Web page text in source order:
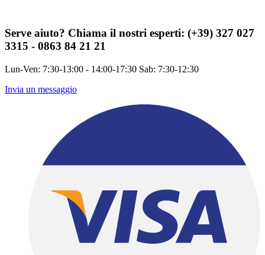
Serve aiuto? Chiama il nostri esperti: (+39) 327 027
3315 - 0863 84 21 21
Lun-Ven: 7:30-13:00 - 14:00-17:30 Sab: 7:30-12:30
Invia un messaggio